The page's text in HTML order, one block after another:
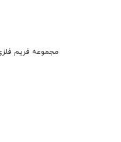
مجموعه فریم فلزی